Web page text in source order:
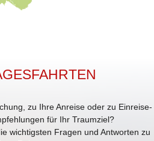
zu Ihre Anreise oder zu Einreise-
für Ihr Traumziel?
wichtigsten Fragen und Antworten zu